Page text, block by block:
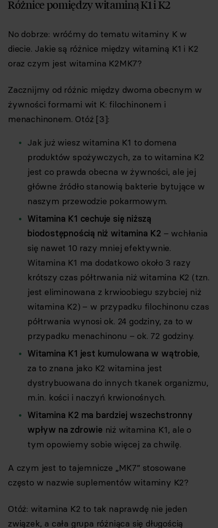
Różnice pomiędzy witaminą K1 i K2
No dobrze: wróćmy do tematu witaminy K w
diecie. Jakie są różnice między witaminą K1 i K2
oraz czym jest witamina K2MK7?
Zacznijmy od różnic między dwoma obecnym w
żywności formami wit K: filochinonem i
menachinonem. Otóż [3]:
Jak już wiesz witamina K1 to domena
produktów spożywczych, za to witamina K2
jest co prawda obecna w żywności, ale jej
główne źródło stanowią bakterie bytujące w
naszym przewodzie pokarmowym.
Witamina K1 cechuje się niższą
biodostępnością niż witamina K2 – wchłania
się nawet 10 razy mniej efektywnie.
Witamina K1 ma dodatkowo około 3 razy
krótszy czas półtrwania niż witamina K2 (tzn.
jest eliminowana z krwioobiegu szybciej niż
witamina K2) – w przypadku filochinonu czas
półtrwania wynosi ok. 24 godziny, za to w
przypadku menachinonu – ok. 72 godziny.
Witamina K1 jest kumulowana w wątrobie,
za to znana jako K2 witamina jest
dystrybuowana do innych tkanek organizmu,
m.in. kości i naczyń krwionośnych.
Witamina K2 ma bardziej wszechstronny
wpływ na zdrowie niż witamina K1, ale o
tym opowiemy sobie więcej za chwilę.
A czym jest to tajemnicze „MK7” stosowane
często w nazwie suplementów witaminy K2?
Otóż: witamina K2 to tak naprawdę nie jeden
związek, a cała grupa różniąca się długością